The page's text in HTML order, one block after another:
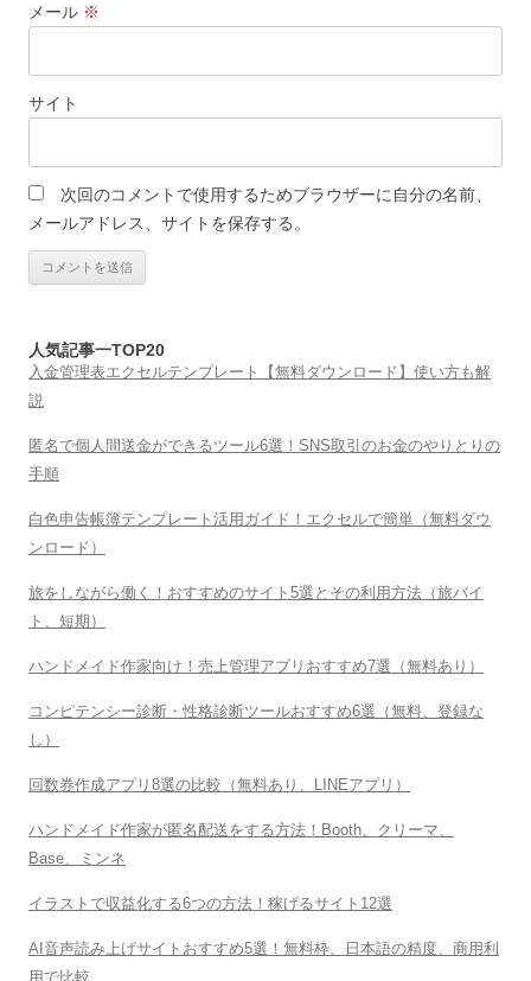
メール ※
サイト
次回のコメントで使用するためブラウザーに自分の名前、
メールアドレス、サイトを保存する。
人気記事一TOP20
入金管理表エクセルテンプレート【無料ダウンロード】使い方も解
説
匿名で個人間送金ができるツール6選！SNS取引のお金のやりとりの
手順
白色申告帳簿テンプレート活用ガイド！エクセルで簡単（無料ダウ
ンロード）
旅をしながら働く！おすすめのサイト5選とその利用方法（旅バイ
ト、短期）
ハンドメイド作家向け！売上管理アプリおすすめ7選（無料あり）
コンピテンシー診断・性格診断ツールおすすめ6選（無料、登録な
し）
回数券作成アプリ8選の比較（無料あり、LINEアプリ）
ハンドメイド作家が匿名配送をする方法！Booth、クリーマ、
Base、ミンネ
イラストで収益化する6つの方法！稼げるサイト12選
AI音声読み上げサイトおすすめ5選！無料枠、日本語の精度、商用利
用で比較